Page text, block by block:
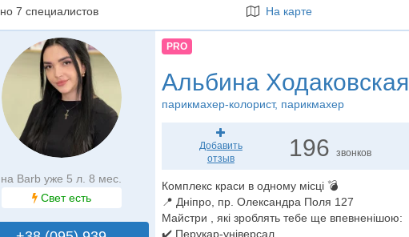
7 специалистов На карте
на Barb уже 5 л. 8 мес.
Свет есть
PRO
Альбина Ходаковская
парикмахер-колорист, парикмахер
Добавить
отзыв
196звонков
Комплекс краси в одному місці 💣
📍 Дніпро, пр. Олександра Поля 127
Майстри , які зроблять тебе ще впевненішою:
✔️ Перукар-універсал